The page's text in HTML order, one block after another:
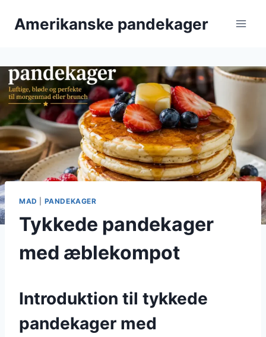
Amerikanske pandekager
MAD PANDEKAGER
Tykkede pandekager
med æblekompot
Introduktion til tykkede
pandekager med